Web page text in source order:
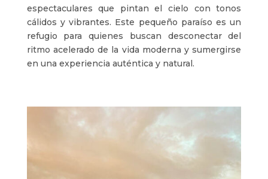
espectaculares que pintan el cielo con tonos
cálidos y vibrantes. Este pequeño paraíso es un
refugio para quienes buscan desconectar del
ritmo acelerado de la vida moderna y sumergirse
en una experiencia auténtica y natural.